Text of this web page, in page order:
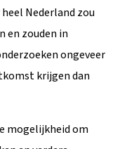
Nederland zou
en zouden in
ongeveer
krijgen dan
mogelijkheid om